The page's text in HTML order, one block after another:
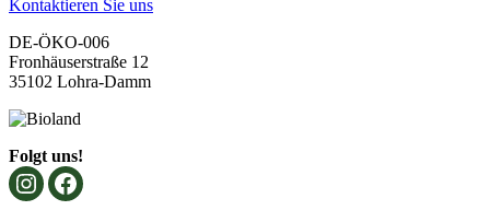
Kontaktieren Sie uns
DE-ÖKO-006
Fronhäuserstraße 12
35102 Lohra-Damm
Folgt uns!